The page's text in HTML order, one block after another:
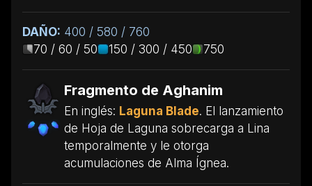
DAÑO: 400 / 580 / 760
70 / 60 / 50
150 / 300 / 450 750
Fragmento de Aghanim
En inglés: Laguna Blade. El lanzamiento
de Hoja de Laguna sobrecarga a Lina
temporalmente y le otorga
acumulaciones de Alma Ígnea.